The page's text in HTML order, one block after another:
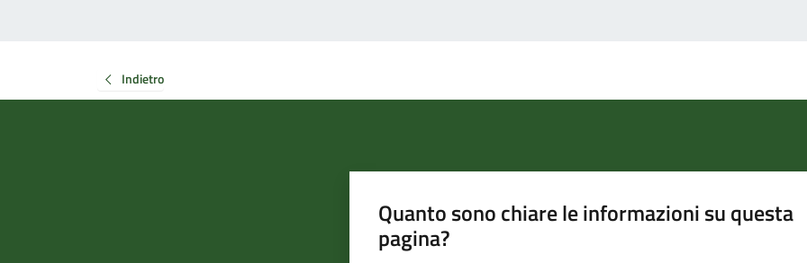
Indietro
Quanto sono chiare le informazioni su questa
pagina?